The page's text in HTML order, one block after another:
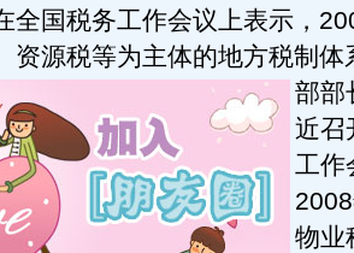
全国税务工作会议上表示，
资源税等为主体的地方税制体
部部
近召
工作
物业